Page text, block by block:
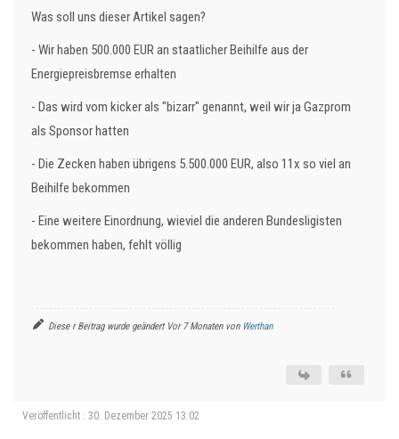
Was soll uns dieser Artikel sagen?
- Wir haben 500.000 EUR an staatlicher Beihilfe aus der
Energiepreisbremse erhalten
- Das wird vom kicker als "bizarr" genannt, weil wir ja Gazprom
als Sponsor hatten
- Die Zecken haben übrigens 5.500.000 EUR, also 11x so viel an
Beihilfe bekommen
- Eine weitere Einordnung, wieviel die anderen Bundesligisten
bekommen haben, fehlt völlig
Diese r Beitrag wurde geändert Vor 7 Monaten von Werthan
Veröffentlicht : 30. Dezember 2025 13:02